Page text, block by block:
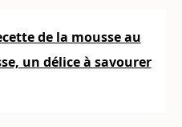
de la mousse au
un délice à savourer